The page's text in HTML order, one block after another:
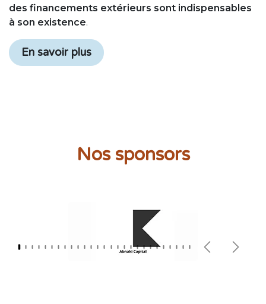
des financements extérieurs sont indispensables
à son existence.
En savoir plus
Nos sponsors
Précédent